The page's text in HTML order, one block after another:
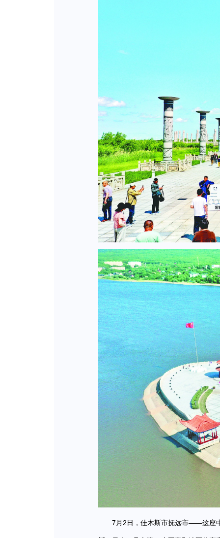
7月2日，佳木斯市抚远市——这座